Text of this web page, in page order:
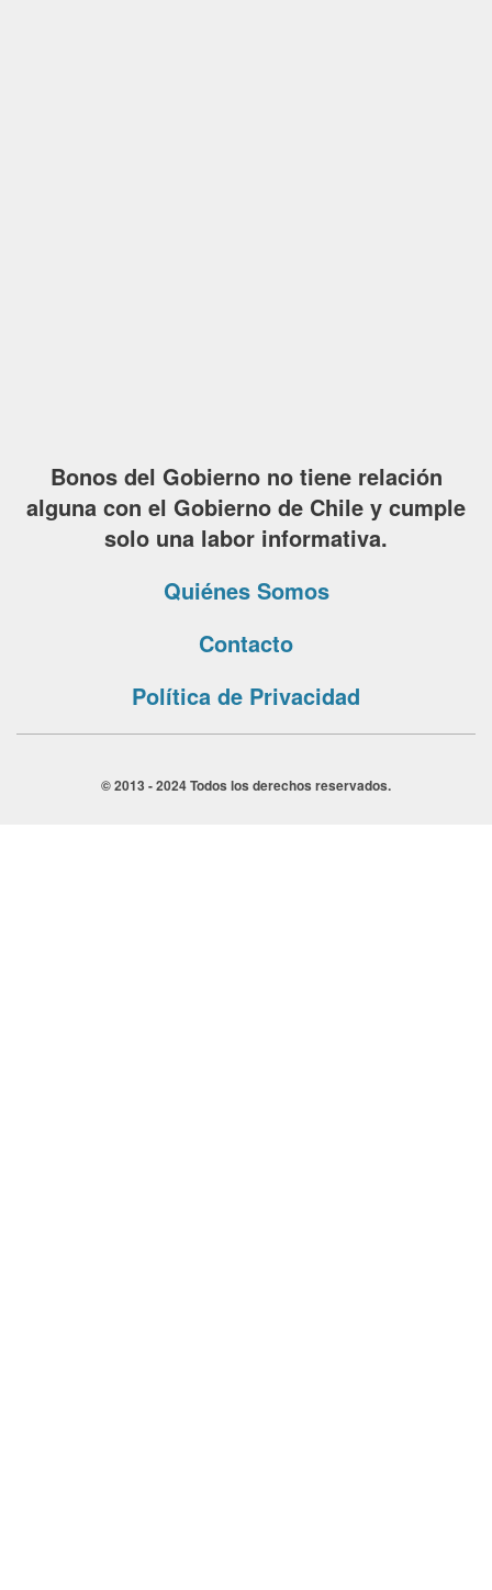
Bonos del Gobierno no tiene relación
alguna con el Gobierno de Chile y cumple
solo una labor informativa.
Quiénes Somos
Contacto
Política de Privacidad
© 2013 - 2024 Todos los derechos reservados.